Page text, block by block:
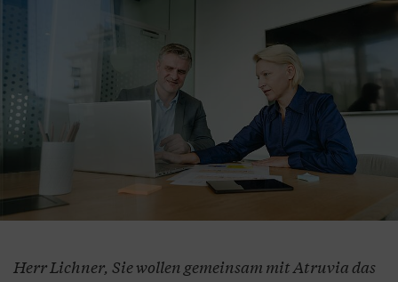
Herr Lichner, Sie wollen gemeinsam mit Atruvia das